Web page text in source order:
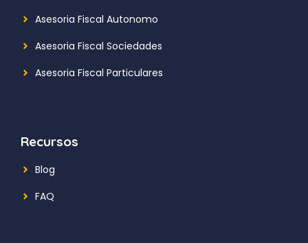
Asesoria Fiscal Autonomo
Asesoria Fiscal Sociedades
Asesoria Fiscal Particulares
Recursos
Blog
FAQ